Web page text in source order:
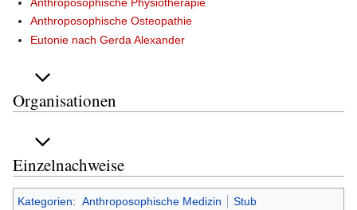
Anthroposophische Osteopathie
Eutonie nach Gerda Alexander
Organisationen
Einzelnachweise
Kategorien: Anthroposophische Medizin
Stub